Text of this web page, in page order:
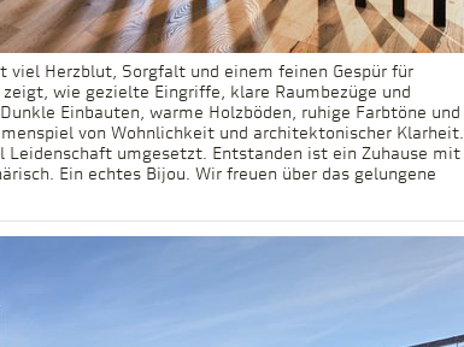
Herzblut, Sorgfalt und einem feinen Gespür für
wie gezielte Eingriffe, klare Raumbezüge und
Einbauten, warme Holzböden, ruhige Farbtöne und
von Wohnlichkeit und architektonischer Klarheit.
umgesetzt. Entstanden ist ein Zuhause mit
Ein echtes Bijou. Wir freuen über das gelungene